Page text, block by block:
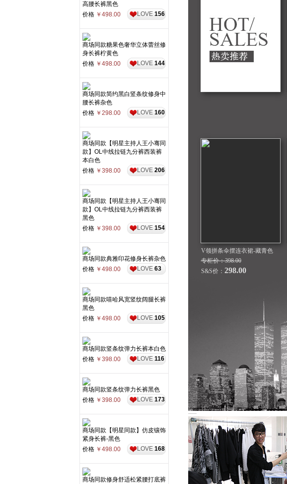
高腰长裤黑色
价格 ￥498.00 LOVE 156
商场同款糖果色奢华立体蕾丝修
身长裤柠黄色
价格 ￥498.00 LOVE 144
商场同款简约黑白竖条纹修身中
腰长裤杂色
价格 ￥298.00 LOVE 160
商场同款【明星主持人王小骞同
款】OL中线拉链九分裤西装裤
本白色
价格 ￥398.00 LOVE 206
商场同款【明星主持人王小骞同
款】OL中线拉链九分裤西装裤
黑色
价格 ￥398.00 LOVE 154
商场同款典雅印花修身长裤杂色
价格 ￥498.00 LOVE 63
商场同款嘻哈风宽竖纹阔腿长裤
黑色
价格 ￥498.00 LOVE 105
商场同款竖条纹弹力长裤本白色
价格 ￥398.00 LOVE 116
商场同款竖条纹弹力长裤黑色
价格 ￥398.00 LOVE 173
商场同款【明星同款】仿皮镶饰
紧身长裤-黑色
价格 ￥498.00 LOVE 168
商场同款修身舒适松紧腰打底裤
V领拼条伞摆连衣裙-藏青色
专柜价：398.00
S&S价： 298.00